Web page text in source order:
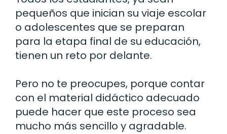
pequeños que inician su viaje escolar
o adolescentes que se preparan
para la etapa final de su educación,
tienen un reto por delante.
Pero no te preocupes, porque contar
con el material didáctico adecuado
puede hacer que este proceso sea
mucho más sencillo y agradable.